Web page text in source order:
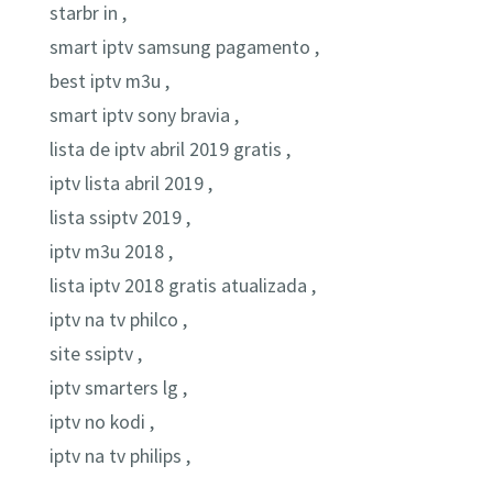
starbr in ,
smart iptv samsung pagamento ,
best iptv m3u ,
smart iptv sony bravia ,
lista de iptv abril 2019 gratis ,
iptv lista abril 2019 ,
lista ssiptv 2019 ,
iptv m3u 2018 ,
lista iptv 2018 gratis atualizada ,
iptv na tv philco ,
site ssiptv ,
iptv smarters lg ,
iptv no kodi ,
iptv na tv philips ,